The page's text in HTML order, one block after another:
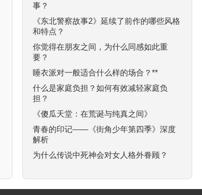
事？
《东北警察故事2》延续了前作的哪些风格
和特点？
你觉得在朋友之间，为什么同感如此重
要？
睡衣派对一般适合什么样的场合？**
什么是家庭负担？如何有效减轻家庭负
担？
《傻瓜天堂：在荒诞与纯真之间》
青春的印记——《街角少年第四季》深度
解析
为什么传说中死神会对女人格外眷顾？